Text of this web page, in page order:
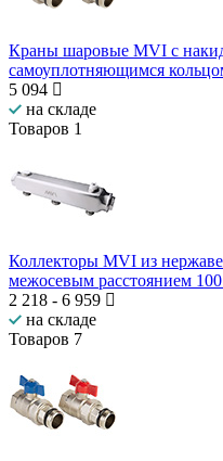
Краны шаровые MVI с
самоуплотняющимся
5 094
на складе
Товаров 1
Коллекторы MVI из
межосевым расстоянием
2 218 - 6 959
на складе
Товаров 7